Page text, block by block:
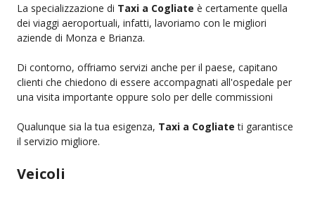
La specializzazione di Taxi a Cogliate è certamente quella
dei viaggi aeroportuali, infatti, lavoriamo con le migliori
aziende di Monza e Brianza.
Di contorno, offriamo servizi anche per il paese, capitano
clienti che chiedono di essere accompagnati all'ospedale per
una visita importante oppure solo per delle commissioni
Qualunque sia la tua esigenza, Taxi a Cogliate ti garantisce
il servizio migliore.
Veicoli